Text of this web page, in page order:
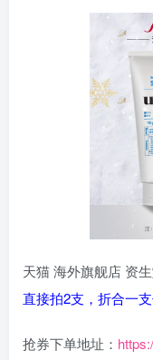
天猫 海外旗舰店 资
直接拍2支，折合一支
抢券下单地址：